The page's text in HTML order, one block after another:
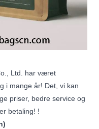
Ltd. har været
i mange år! Det, vi kan
priser, bedre service og
betaling! !